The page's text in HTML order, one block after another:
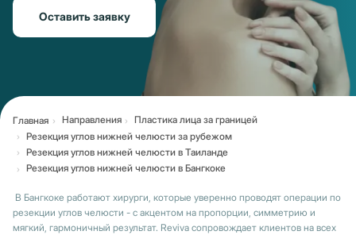
Оставить заявку
Главная Направления
Пластика лица за границей
Резекция углов нижней челюсти за рубежом
Резекция углов нижней челюсти в Таиланде
Резекция углов нижней челюсти в Бангкоке
В Бангкоке работают хирурги, которые уверенно проводят операции по
резекции углов челюсти - с акцентом на пропорции, симметрию и
мягкий, гармоничный результат. Reviva сопровождает клиентов на всех